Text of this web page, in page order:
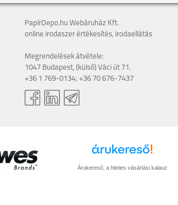
PapírDepo.hu Webáruház Kft.
online irodaszer értékesítés, irodaellátás
Megrendelések átvétele:
1047 Budapest, (külső) Váci út 71.
+36 1 769-0134; +36 70 676-7437
Árukereső, a hiteles vásárlási kalauz